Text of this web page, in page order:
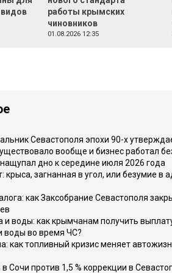
работы крымских
чиновников
01.08.2026 12:35
Севастополя эпохи 90-х
вообще и бизнес работал
дно к середине июля 2026 года
крыса, загнанная в угол, или безумие в
как Заксобрание Севастополя
и воды: как крымчанам получить
воды во время ЧС?
как топливный кризис меняет
Сочи против 1,5 % коррекции в